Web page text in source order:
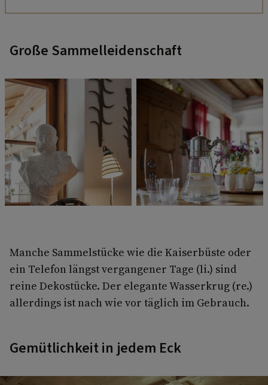
Große Sammelleidenschaft
Manche Sammelstücke wie die Kaiserbüste oder
ein Telefon längst vergangener Tage (li.) sind
reine Dekostücke. Der elegante Wasserkrug (re.)
allerdings ist nach wie vor täglich im Gebrauch.
Gemütlichkeit in jedem Eck